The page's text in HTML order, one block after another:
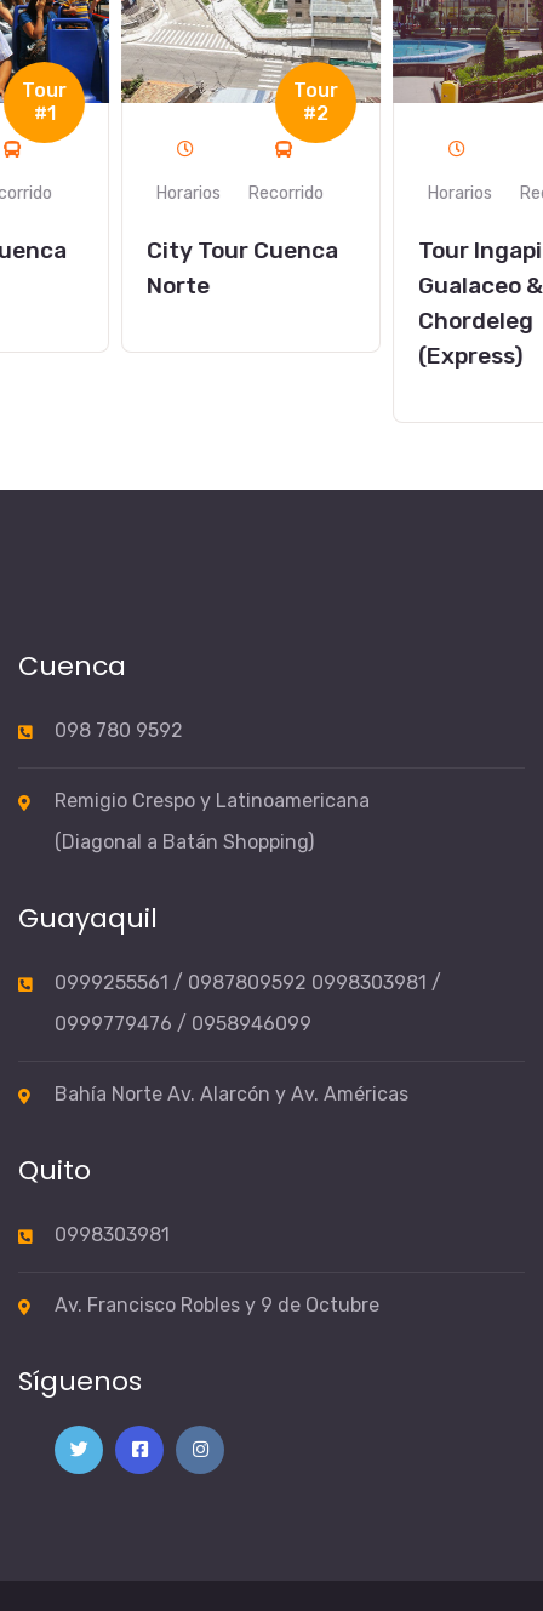
Tour
Horarios Recorrido
City Tour Cuenca
Tour
Horarios Recorrido
Tour Ingapirca +
Gualaceo &
(Express)
Cuenca
098 780 9592
Remigio Crespo y Latinoamericana
(Diagonal a Batán Shopping)
Guayaquil
0999255561 / 0987809592 0998303981 /
0999779476 / 0958946099
Bahía Norte Av. Alarcón y Av. Américas
Quito
0998303981
Av. Francisco Robles y 9 de Octubre
Síguenos